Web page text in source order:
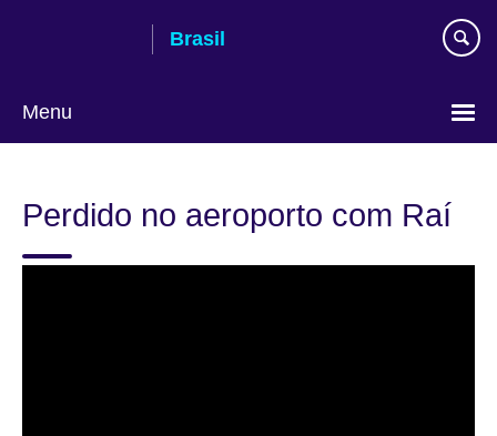
Brasil
Menu
language
Perdido no aeroporto com Raí